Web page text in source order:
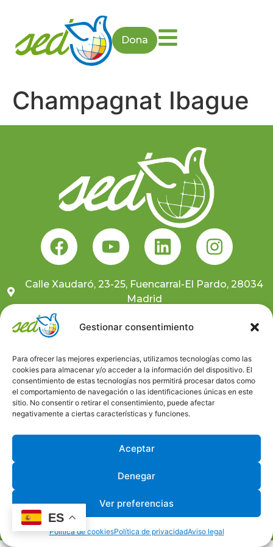
Gestionar consentimiento
Para ofrecer las mejores experiencias, utilizamos tecnologías como las
cookies para almacenar y/o acceder a la información del dispositivo. El
consentimiento de estas tecnologías nos permitirá procesar datos como
el comportamiento de navegación o las identificaciones únicas en este
sitio. No consentir o retirar el consentimiento, puede afectar
negativamente a ciertas características y funciones.
Aceptar
Denegar
Ver preferencias
Política de cookiesPolítica de privacidadAviso legal
Dona
Champagnat Ibague
Calle Xaudaró, 23-25, Fuencarral-El Pardo, 28034
Madrid
Suscríbete a nuestra newsletter
Canal ético
Desarrollado por © Universo GlobalEduca
Aviso LegalPolítica de PrivacidadPolítica de Cookies
ES